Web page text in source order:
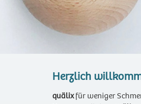
Herzlich
quälixfür weniger